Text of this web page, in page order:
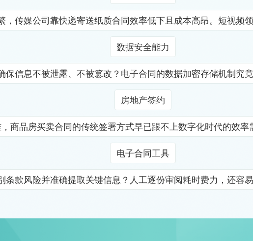
传媒公司靠快递寄送纸质合同效率低下且成本高昂。短视频
数据安全能力
信息不被泄露、不被篡改？电子合同的数据加密存储机制究
房地产签约
商品房买卖合同的传统签署方式早已跟不上数字化时代的效
电子合同工具
款风险并准确提取关键信息？人工逐份审阅耗时费力，还容